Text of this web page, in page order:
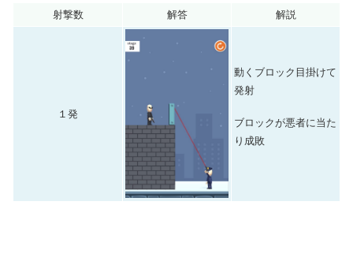
射撃数 解答 解説
１発
動くブロック目掛けて
発射
ブロックが悪者に当た
り成敗